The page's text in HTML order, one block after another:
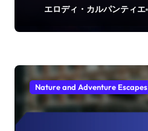
エロディ・カルパンティエ
Nature and Adventure Escapes